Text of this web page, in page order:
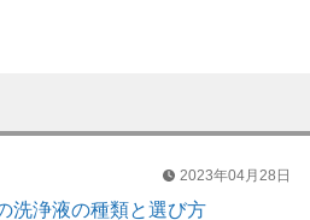
2023年04月28日
洗浄液の種類と選び方